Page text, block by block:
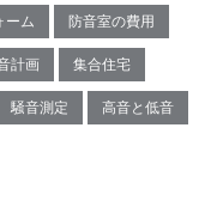
ーム 防音室の費用
計画 集合住宅
騒音測定 高音と低音